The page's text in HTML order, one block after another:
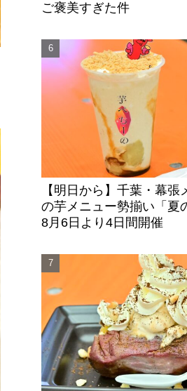
ご褒美すぎた件
【明日から】千葉・幕張
の芋メニュー勢揃い「夏
8月6日より4日間開催